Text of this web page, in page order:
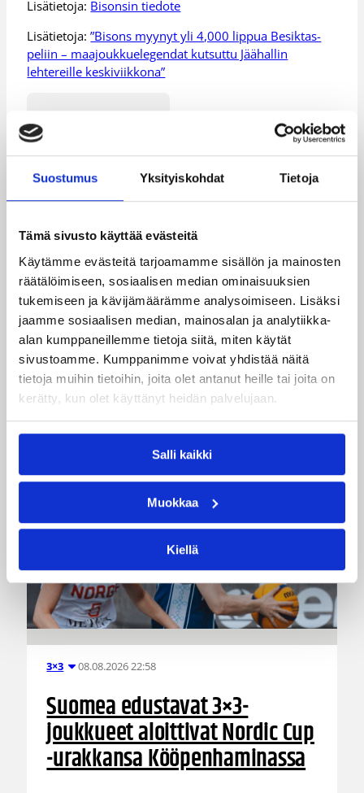
Suostumus Yksityiskohdat Tietoja
Tämä sivusto käyttää evästeitä
Käytämme evästeitä tarjoamamme sisällön ja mainosten
räätälöimiseen, sosiaalisen median ominaisuuksien
tukemiseen ja kävijämäärämme analysoimiseen. Lisäksi
jaamme sosiaalisen median, mainosalan ja analytiikka-
alan kumppaneillemme tietoja siitä, miten käytät
sivustoamme. Kumppanimme voivat yhdistää näitä
tietoja muihin tietoihin, joita olet antanut heille tai joita on
kerätty, kun olet käyttänyt heidän palvelujaan.
Salli kaikki
Muokkaa
Kiellä
Lisätietoja: Bisonsin tiedote
Lisätietoja:”Bisons myynyt yli 4,000 lippua Besiktas-
peliin – maajoukkuelegendat kutsuttu Jäähallin
lehtereille keskiviikkona”
Henkilöt
Greg Gibson
Kategoriat
Pääjuttu
Katso myös
3×3 08.08.2026 22:58
Suomea edustavat 3×3-
joukkueet aloittivat Nordic Cup
-urakkansa Kööpenhaminassa